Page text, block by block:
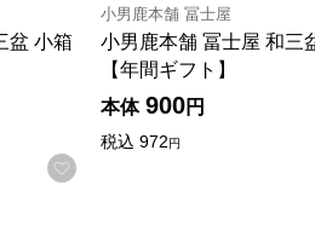
盆 小箱
お気に入りに登録する
小男鹿本舗 冨士屋
小男鹿本舗 冨士屋 和三
【年間ギフト】
本体 900円
税込 972円